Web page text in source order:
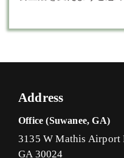
Address
Office (Suwanee, GA)
3135 W Mathis Airport
GA 30024